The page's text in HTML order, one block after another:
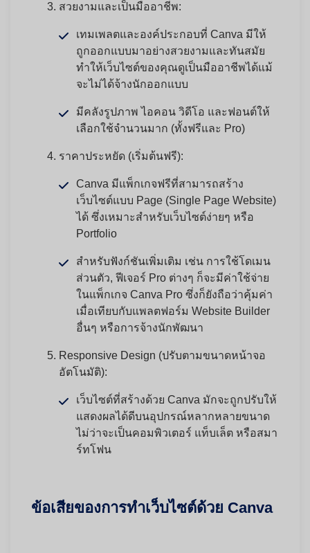
สวยงามและเป็นมืออาชีพ:
เทมเพลตและองค์ประกอบที่ Canva มีให้
ถูกออกแบบมาอย่างสวยงามและทันสมัย
ทำให้เว็บไซต์ของคุณดูเป็นมืออาชีพได้แม้
จะไม่ได้จ้างนักออกแบบ
มีคลังรูปภาพ ไอคอน วิดีโอ และฟอนต์ให้
เลือกใช้จำนวนมาก (ทั้งฟรีและ Pro)
ราคาประหยัด (เริ่มต้นฟรี):
Canva มีแพ็กเกจฟรีที่สามารถสร้าง
เว็บไซต์แบบ Page (Single Page Website)
ได้ ซึ่งเหมาะสำหรับเว็บไซต์ง่ายๆ หรือ
Portfolio
สำหรับฟังก์ชันเพิ่มเติม เช่น การใช้โดเมน
ส่วนตัว, ฟีเจอร์ Pro ต่างๆ ก็จะมีค่าใช้จ่าย
ในแพ็กเกจ Canva Pro ซึ่งก็ยังถือว่าคุ้มค่า
เมื่อเทียบกับแพลตฟอร์ม Website Builder
อื่นๆ หรือการจ้างนักพัฒนา
Responsive Design (ปรับตามขนาดหน้าจอ
อัตโนมัติ):
เว็บไซต์ที่สร้างด้วย Canva มักจะถูกปรับให้
แสดงผลได้ดีบนอุปกรณ์หลากหลายขนาด
ไม่ว่าจะเป็นคอมพิวเตอร์ แท็บเล็ต หรือสมา
ร์ทโฟน
ข้อเสียของการทำเว็บไซต์ด้วย Canva